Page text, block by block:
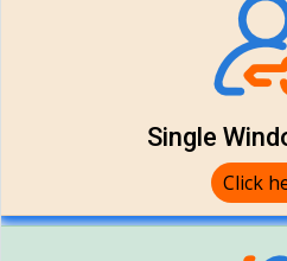
Single
Click